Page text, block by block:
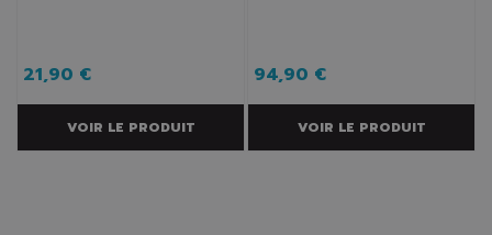
21,90 €
VOIR LE PRODUIT
94,90 €
VOIR LE PRODUIT